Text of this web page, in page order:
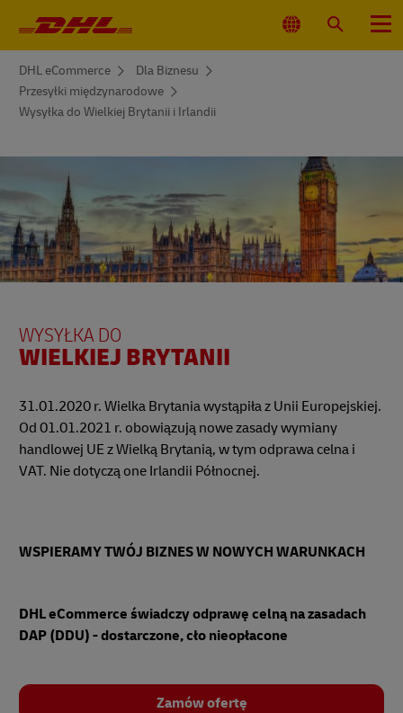
główna
Wybierz
lokalizacjęj
Wyszukaj
Menu
You
here
DHL eCommerce
Dla Biznesu
Przesyłki międzynarodowe
Wysyłka do Wielkiej Brytanii i Irlandii
WYSYŁKA DO
WIELKIEJ BRYTANII
31.01.2020 r. Wielka Brytania wystąpiła z Unii Europejskiej.
Od 01.01.2021 r. obowiązują nowe zasady wymiany
handlowej UE z Wielką Brytanią, w tym odprawa celna i
VAT. Nie dotyczą one Irlandii Północnej.
WSPIERAMY TWÓJ BIZNES W NOWYCH WARUNKACH
DHL eCommerce świadczy odprawę celną na zasadach
DAP (DDU) - dostarczone, cło nieopłacone
Zamów ofertę